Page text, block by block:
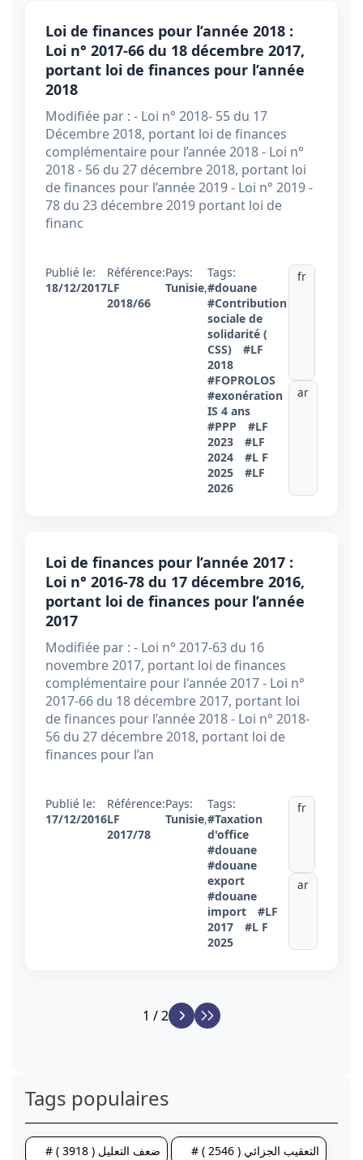
Loi de finances pour l’année 2018 :
Loi n° 2017-66 du 18 décembre 2017,
portant loi de finances pour l’année
2018
Modifiée par : - Loi n° 2018- 55 du 17
Décembre 2018, portant loi de finances
complémentaire pour l’année 2018 - Loi n°
2018 - 56 du 27 décembre 2018, portant loi
de finances pour l’année 2019 - Loi n° 2019 -
78 du 23 décembre 2019 portant loi de
financ
Publié le:
18/12/2017
Référence:
LF
2018/66
Pays:
Tunisie,
Tags:
#douane
#Contribution
sociale de
solidarité (
CSS)
#LF
2018
#FOPROLOS
#exonération
IS 4 ans
#PPP
#LF
2023
#LF
2024
#L F
2025
#LF
2026
fr
ar
Loi de finances pour l’année 2017 :
Loi n° 2016-78 du 17 décembre 2016,
portant loi de finances pour l’année
2017
Modifiée par : - Loi n° 2017-63 du 16
novembre 2017, portant loi de finances
complémentaire pour l'année 2017 - Loi n°
2017-66 du 18 décembre 2017, portant loi
de finances pour l’année 2018 - Loi n° 2018-
56 du 27 décembre 2018, portant loi de
finances pour l’an
Publié le:
17/12/2016
Référence:
LF
2017/78
Pays:
Tunisie,
Tags:
#Taxation
d'office
#douane
#douane
export
#douane
import
#LF
2017
#L F
2025
fr
ar
1 / 2
Tags populaires
# ضعف التعليل ( 3918 ) # التعقيب الجزائي ( 2546 )